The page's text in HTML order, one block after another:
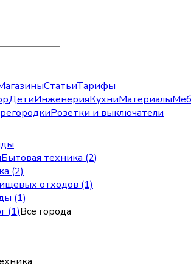
СтатьиТарифы
ДетиИнженерияКухниМатериалы
Розетки и выключатели
Бытовая техника (2)
(2)
отходов (1)
(1)
(1)Все города